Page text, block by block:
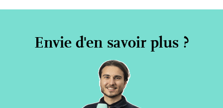
Envie d'en savoir plus ?